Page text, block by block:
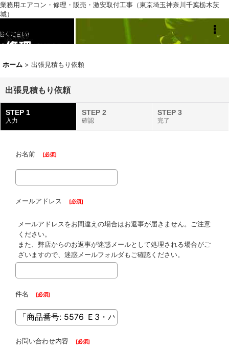
業務用エアコン・修理・販売・激安取付工事（東京埼玉神奈川千葉栃木茨
城）
業務用エアコン専門店
ホーム > 出張見積もり依頼
出張見積もり依頼
STEP 1
入力
STEP 2
確認
STEP 3
完了
お名前 [必須]
メールアドレス [必須]
メールアドレスをお間違えの場合はお返事が届きません。ご注意
ください。
また、弊店からのお返事が迷惑メールとして処理される場合がご
ざいますので、迷惑メールフォルダもご確認ください。
件名 [必須]
お問い合わせ内容 [必須]